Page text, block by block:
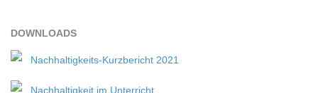
DOWN­LOADS
Nachhaltigkeits-Kurzbericht 2021
Nachhaltigkeit im Unterricht